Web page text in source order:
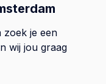
zoek je een
wij jou graag